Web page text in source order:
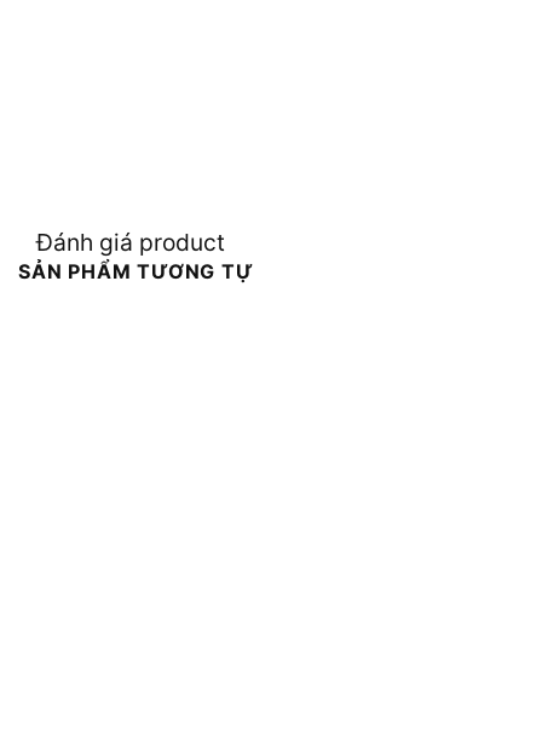
Đánh giá product
SẢN PHẨM TƯƠNG TỰ